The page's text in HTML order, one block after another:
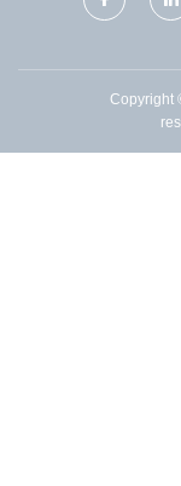
Copyright